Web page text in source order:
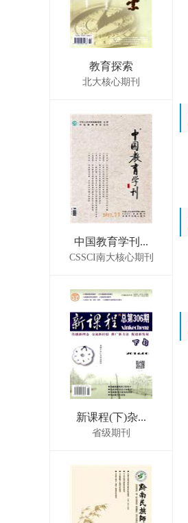
教育探索
北大核心期刊
中国教育学刊...
CSSCI南大核心期刊
新课程(下)杂...
省级期刊